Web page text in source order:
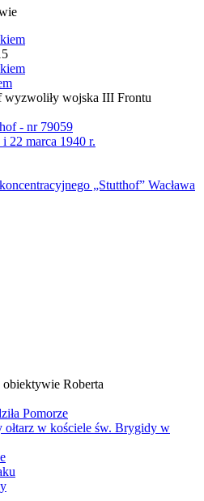
wyzwoliły wojska III Frontu
- nr 79059
22 marca 1940 r.
„Stutthof” Wacława
Roberta
Pomorze
w kościele św. Brygidy w